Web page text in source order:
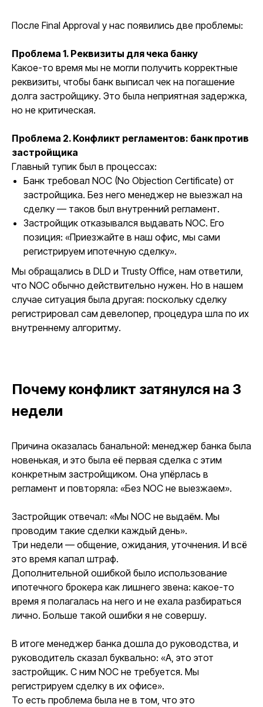
После Final Approval у нас появились две проблемы:
Проблема 1. Реквизиты для чека банку
Какое-то время мы не могли получить корректные
реквизиты, чтобы банк выписал чек на погашение
долга застройщику. Это была неприятная задержка,
но не критическая.
Проблема 2. Конфликт регламентов: банк против
застройщика
Главный тупик был в процессах:
Банк требовал NOC (No Objection Certificate) от
застройщика. Без него менеджер не выезжал на
сделку — таков был внутренний регламент.
Застройщик отказывался выдавать NOC. Его
позиция: «Приезжайте в наш офис, мы сами
регистрируем ипотечную сделку».
Мы обращались в DLD и Trusty Office, нам ответили,
что NOC обычно действительно нужен. Но в нашем
случае ситуация была другая: поскольку сделку
регистрировал сам девелопер, процедура шла по их
внутреннему алгоритму.
Почему конфликт затянулся на 3
недели
Причина оказалась банальной: менеджер банка была
новенькая, и это была её первая сделка с этим
конкретным застройщиком. Она упёрлась в
регламент и повторяла: «Без NOC не выезжаем».
Застройщик отвечал: «Мы NOC не выдаём. Мы
проводим такие сделки каждый день».
Три недели — общение, ожидания, уточнения. И всё
это время капал штраф.
Дополнительной ошибкой было использование
ипотечного брокера как лишнего звена: какое-то
время я полагалась на него и не ехала разбираться
лично. Больше такой ошибки я не совершу.
В итоге менеджер банка дошла до руководства, и
руководитель сказал буквально: «А, это этот
застройщик. С ним NOC не требуется. Мы
регистрируем сделку в их офисе».
То есть проблема была не в том, что это